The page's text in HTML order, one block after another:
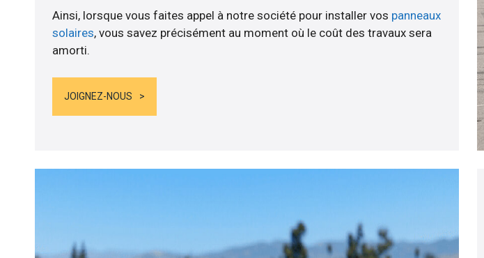
Ainsi, lorsque vous faites appel à notre société pour installer vos panneaux
solaires, vous savez précisément au moment où le coût des travaux sera
amorti.
JOIGNEZ-NOUS